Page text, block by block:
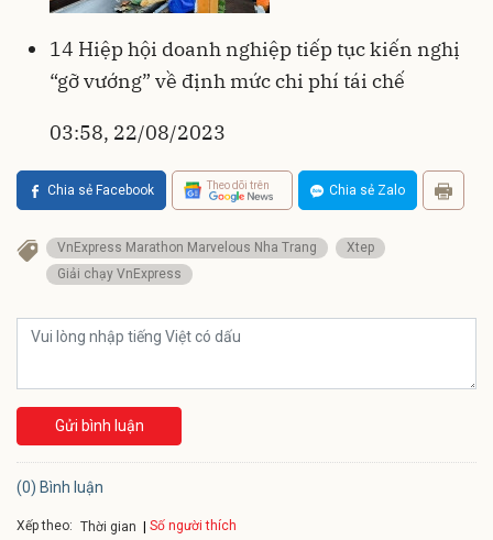
14 Hiệp hội doanh nghiệp tiếp tục kiến nghị
“gỡ vướng” về định mức chi phí tái chế
03:58, 22/08/2023
Chia sẻ Facebook Theo dõi trên Chia sẻ Zalo
VnExpress Marathon Marvelous Nha Trang
Xtep
Giải chạy VnExpress
Gửi bình luận
(0) Bình luận
Xếp theo: Thời gian Số người thích